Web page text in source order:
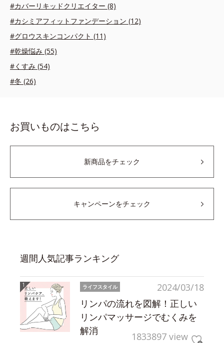
#カバーリキッドクリエイター (8)
#カシミアフィットファンデーション (12)
#グロウスキンコンパクト (11)
#乾燥悩み (55)
#くすみ (54)
#冬 (26)
お買いものはこちら
新商品をチェック
キャンペーンをチェック
週間人気記事ランキング
2024/03/18
ライフスタイル
リンパの流れを図解！正しい
リンパマッサージでむくみを
解消
1833897 view